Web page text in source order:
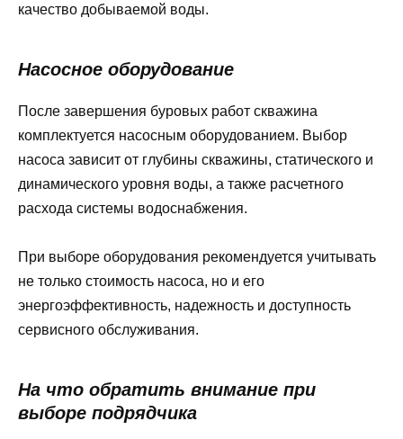
качество добываемой воды.
Насосное оборудование
После завершения буровых работ скважина
комплектуется насосным оборудованием. Выбор
насоса зависит от глубины скважины, статического и
динамического уровня воды, а также расчетного
расхода системы водоснабжения.
При выборе оборудования рекомендуется учитывать
не только стоимость насоса, но и его
энергоэффективность, надежность и доступность
сервисного обслуживания.
На что обратить внимание при
выборе подрядчика